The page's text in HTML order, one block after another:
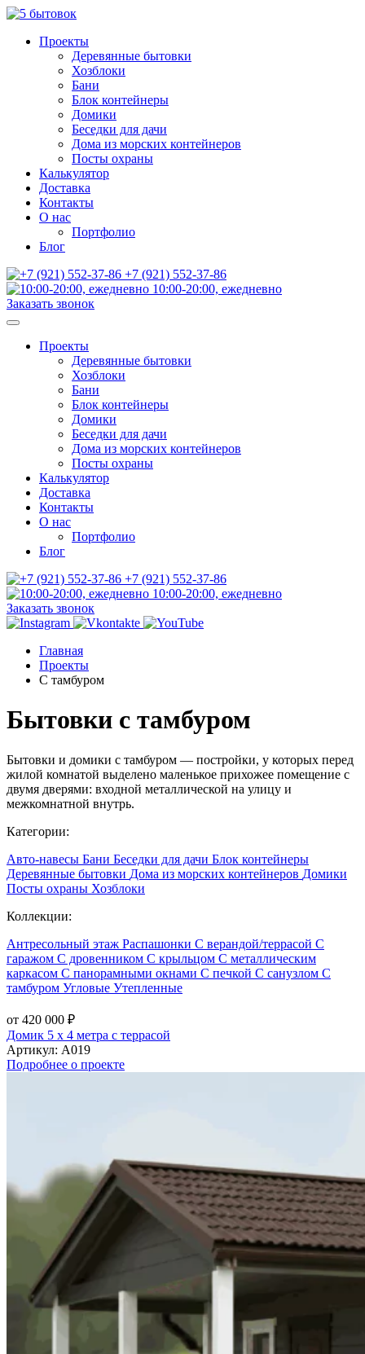
Проекты
Деревянные бытовки
Хозблоки
Бани
Блок контейнеры
Домики
Беседки для дачи
Дома из морских контейнеров
Посты охраны
Калькулятор
Доставка
Контакты
О нас
Портфолио
Блог
+7 (921) 552-37-86
10:00-20:00, ежедневно
Заказать звонок
Проекты
Деревянные бытовки
Хозблоки
Бани
Блок контейнеры
Домики
Беседки для дачи
Дома из морских контейнеров
Посты охраны
Калькулятор
Доставка
Контакты
О нас
Портфолио
Блог
+7 (921) 552-37-86
10:00-20:00, ежедневно
Заказать звонок
Главная
Проекты
С тамбуром
Бытовки с тамбуром
Бытовки и домики с тамбуром — постройки, у которых перед
жилой комнатой выделено маленькое прихожее помещение с
двумя дверями: входной металлической на улицу и
межкомнатной внутрь.
Категории:
Авто-навесы Бани Беседки для дачи Блок контейнеры
Деревянные бытовки Дома из морских контейнеров Домики
Посты охраны Хозблоки
Коллекции:
Антресольный этаж Распашонки С верандой/террасой С
гаражом С дровенником С крыльцом С металлическим
каркасом С панорамными окнами С печкой С санузлом С
тамбуром Угловые Утепленные
от 420 000 ₽
Домик 5 х 4 метра с террасой
Артикул: А019
Подробнее о проекте